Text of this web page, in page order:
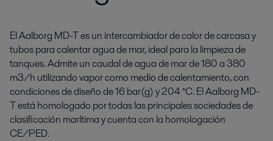
El Aalborg MD-T es un intercambiador de calor de carcasa y
tubos para calentar agua de mar, ideal para la limpieza de
tanques. Admite un caudal de agua de mar de 180 a 380
m3/h utilizando vapor como medio de calentamiento, con
condiciones de diseño de 16 bar(g) y 204 °C. El Aalborg MD-
T está homologado por todas las principales sociedades de
clasificación marítima y cuenta con la homologación
CE/PED.